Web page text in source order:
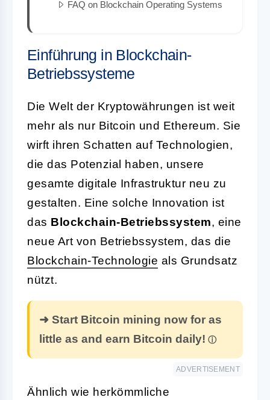
FAQ on Blockchain Operating Systems
Einführung in Blockchain-
Betriebssysteme
Die Welt der Kryptowährungen ist weit
mehr als nur Bitcoin und Ethereum. Sie
wirft ihren Schatten auf Technologien,
die das Potenzial haben, unsere
gesamte digitale Infrastruktur neu zu
gestalten. Eine solche Innovation ist
das Blockchain-Betriebssystem, eine
neue Art von Betriebssystem, das die
Blockchain-Technologie als Grundsatz
nützt.
➜ Start Bitcoin mining now for as
little as and earn Bitcoin daily!
ADVERTISEMENT
Ähnlich wie herkömmliche